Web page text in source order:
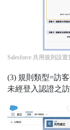
Salesforce 共用規則設置
(3) 規則類型=訪
未經登入認證之訪